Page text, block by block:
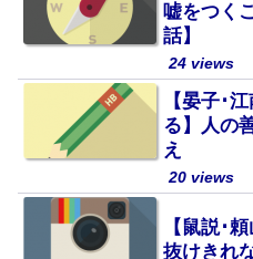
嘘をつく
話】
24 views
【晏子･
る】人の
え
20 views
【鼠説･
抜けきれ